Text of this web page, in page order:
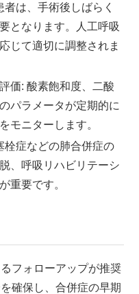
は、手術後しばらく
となります。人工呼吸
じて適切に調整されま
価: 酸素飽和度、二酸
パラメータが定期的に
モニターします。
栓症などの肺合併症の
、呼吸リハビリテーシ
重要です。
フォローアップが推奨
確保し、合併症の早期